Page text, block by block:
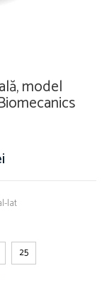
model
lat
25